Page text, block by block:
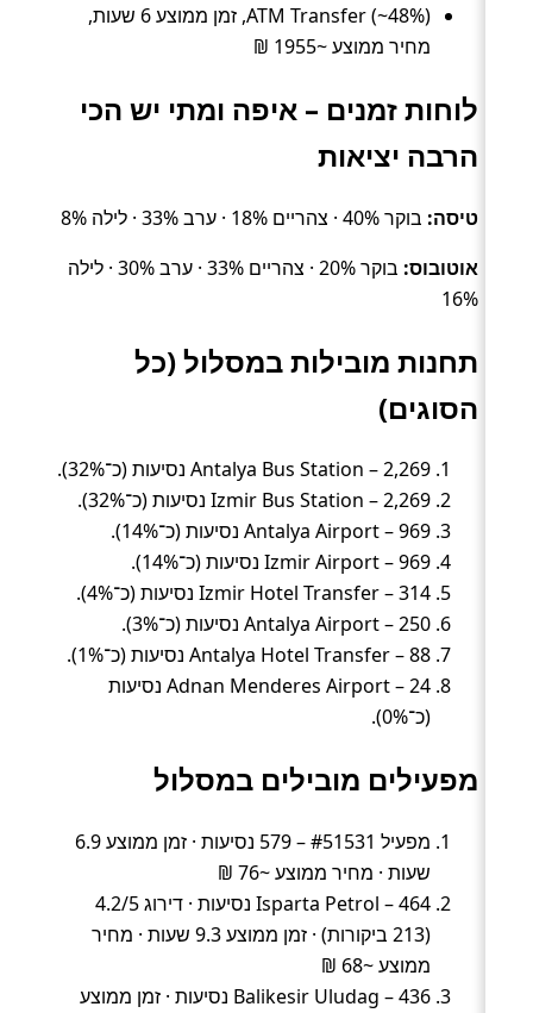
ATM Transfer (~48%), זמן ממוצע 6 שעות,
מחיר ממוצע ~1955 ₪
לוחות זמנים – איפה ומתי יש הכי
הרבה יציאות
טיסה: בוקר 40% · צהריים 18% · ערב 33% · לילה 8%
אוטובוס:
בוקר 20% · צהריים 33% · ערב 30% · לילה
16%
תחנות מובילות במסלול (כל
הסוגים)
Antalya Bus Station – 2,269 נסיעות (כ־32%).
Izmir Bus Station – 2,269 נסיעות (כ־32%).
Antalya Airport – 969 נסיעות (כ־14%).
Izmir Airport – 969 נסיעות (כ־14%).
Izmir Hotel Transfer – 314 נסיעות (כ־4%).
Antalya Airport – 250 נסיעות (כ־3%).
Antalya Hotel Transfer – 88 נסיעות (כ־1%).
Adnan Menderes Airport – 24 נסיעות
(כ־0%).
מפעילים מובילים במסלול
מפעיל #51531 – 579 נסיעות · זמן ממוצע 6.9
שעות · מחיר ממוצע ~76 ₪
Isparta Petrol – 464 נסיעות · דירוג 4.2/5
(213 ביקורות) · זמן ממוצע 9.3 שעות · מחיר
ממוצע ~68 ₪
Balikesir Uludag – 436 נסיעות · זמן ממוצע